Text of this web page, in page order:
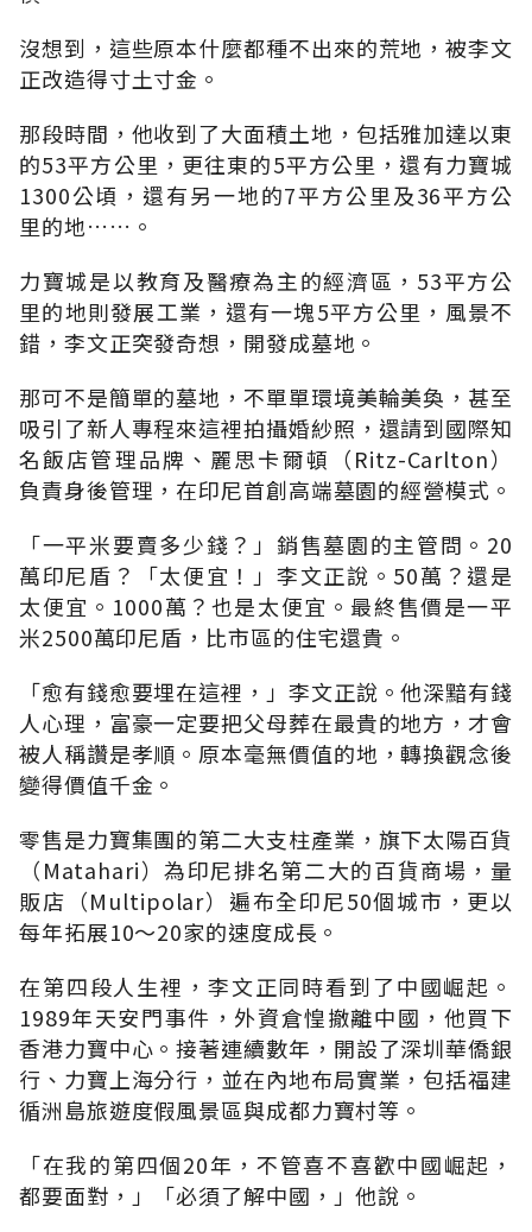
沒想到，這些原本什麼都種不出來的荒地，被李文
正改造得寸土寸金。
那段時間，他收到了大面積土地，包括雅加達以東
的53平方公里，更往東的5平方公里，還有力寶城
1300公頃，還有另一地的7平方公里及36平方公
里的地……。
力寶城是以教育及醫療為主的經濟區，53平方公
里的地則發展工業，還有一塊5平方公里，風景不
錯，李文正突發奇想，開發成墓地。
那可不是簡單的墓地，不單單環境美輪美奐，甚至
吸引了新人專程來這裡拍攝婚紗照，還請到國際知
名飯店管理品牌、麗思卡爾頓（Ritz-Carlton）
負責身後管理，在印尼首創高端墓園的經營模式。
「一平米要賣多少錢？」銷售墓園的主管問。20
萬印尼盾？「太便宜！」李文正說。50萬？還是
太便宜。1000萬？也是太便宜。最終售價是一平
米2500萬印尼盾，比市區的住宅還貴。
「愈有錢愈要埋在這裡，」李文正說。他深黯有錢
人心理，富豪一定要把父母葬在最貴的地方，才會
被人稱讚是孝順。原本毫無價值的地，轉換觀念後
變得價值千金。
零售是力寶集團的第二大支柱產業，旗下太陽百貨
（Matahari）為印尼排名第二大的百貨商場，量
販店（Multipolar）遍布全印尼50個城市，更以
每年拓展10～20家的速度成長。
在第四段人生裡，李文正同時看到了中國崛起。
1989年天安門事件，外資倉惶撤離中國，他買下
香港力寶中心。接著連續數年，開設了深圳華僑銀
行、力寶上海分行，並在內地布局實業，包括福建
循洲島旅遊度假風景區與成都力寶村等。
「在我的第四個20年，不管喜不喜歡中國崛起，
都要面對，」「必須了解中國，」他說。